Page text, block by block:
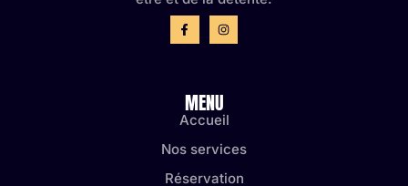
MENU
Accueil
Nos services
Réservation